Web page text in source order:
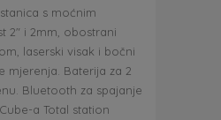
s moćnim
2″ i 2mm, obostrani
laserski visak i bočni
mjerenja. Baterija za 2
Bluetooth za spajanje
a Total station